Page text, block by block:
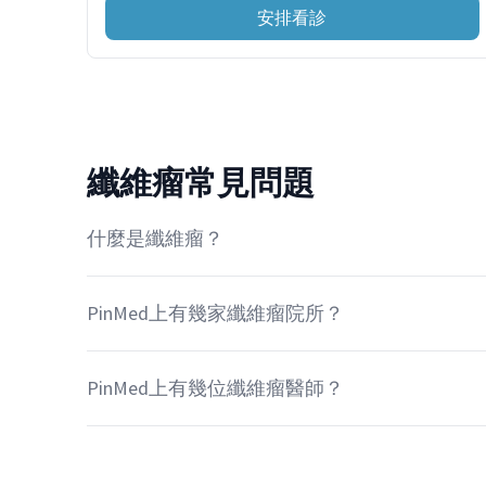
安排看診
纖維瘤常見問題
什麼是纖維瘤？
PinMed上有幾家纖維瘤院所？
PinMed上有幾位纖維瘤醫師？